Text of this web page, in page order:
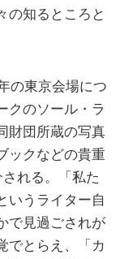
の知るところと
の東京会場につ
クのソール・ラ
財団所蔵の写真
ックなどの貴重
れる。「私た
いうライター自
で見過ごされが
でとらえ、「カ